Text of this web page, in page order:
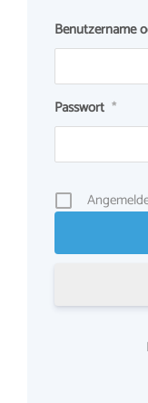
Benutzername
Passwort *